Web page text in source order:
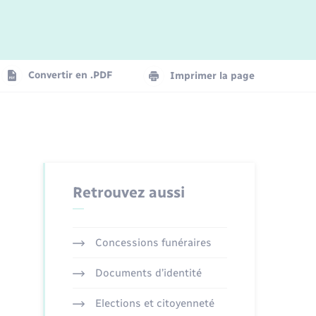
Convertir en .PDF Imprimer la page
Retrouvez aussi
Concessions funéraires
Documents d’identité
Elections et citoyenneté